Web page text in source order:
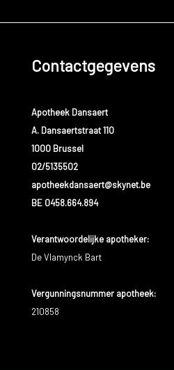
Contactgegevens
Apotheek Dansaert
A. Dansaertstraat 110
1000 Brussel
02/5135502
apotheekdansaert@skynet.be
BE 0458.664.894
Verantwoordelijke apotheker:
De Vlamynck Bart
Vergunningsnummer apotheek:
210858